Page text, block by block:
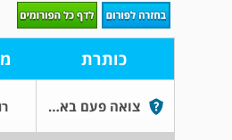
כותרת
צואה פעם באף פעם